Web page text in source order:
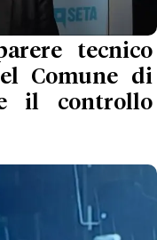
tecnico
Comune di
il controllo